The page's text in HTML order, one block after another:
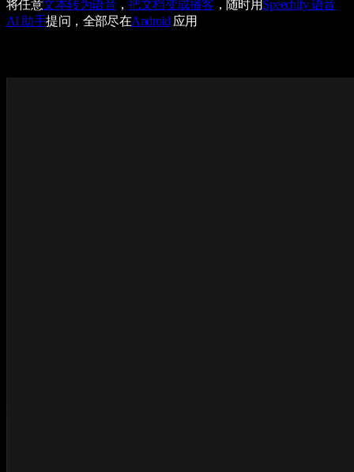
将任意文本转为语音，把文档变成播客 ，随时用Speechify 语音
AI 助手提问，全部尽在Android 应用